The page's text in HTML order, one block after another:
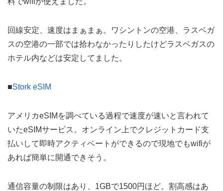
回線安定、速度はまぁまぁ。ワシントンの空港、ラスベガ
スの空港の一部では拾わなかったりしたけどラスベガスの
ホテル内などは安定してました。
■Stork eSIM
アメリカeSIMを調べている過程で速度が速いと言われて
いたeSIMサービス。オンライン上でクレジットカード支
払いして即時アクティベートができるので現地でもwifiが
あれば簡単に開通できそう。
通信容量の制限はあり、1GBで1500円ほど。割高感はあ